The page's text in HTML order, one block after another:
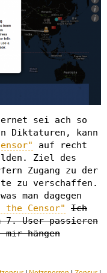
sei ach so
Diktaturen, kann
auf recht
Ziel des
Zugang zu der
zu verschaffen.
man dagegen
the Censor"
Ich
User passieren
hängen